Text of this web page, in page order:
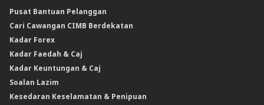
Pusat Bantuan Pelanggan
Cari Cawangan CIMB Berdekatan
Kadar Forex
Kadar Faedah & Caj
Kadar Keuntungan & Caj
Soalan Lazim
Kesedaran Keselamatan & Penipuan